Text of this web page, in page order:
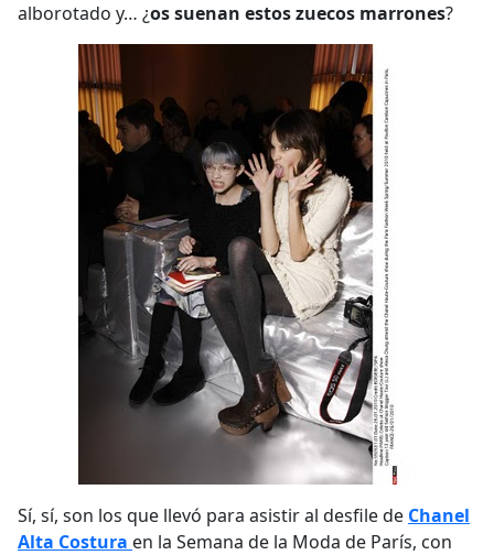
alborotado y… ¿os suenan estoszuecos marrones?
Sí, sí, son los que llevó para asistir al desfile de Chanel
Alta Costura en la Semana de la Moda de París, con